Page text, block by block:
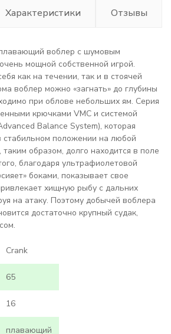
Характеристики Отзывы
воблер с шумовым
мощной собственной игрой.
как на течении, так и в стоячей
воблер можно «загнать» до глубины
при облове небольших ям. Серия
крючками VMC и системой
Balance System), которая
стабильном положении на любой
таким образом, долго находится в поле
благодаря ультрафиолетовой
боками, показывает свое
хищную рыбу с дальних
на атаку. Поэтому добычей воблера
достаточно крупный судак,
Crank
65
16
плавающий